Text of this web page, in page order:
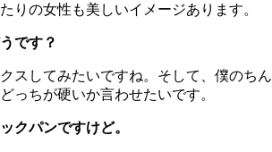
りの女性も美しいイメージあります。
です？
スしてみたいですね。そして、僕のちん
っちが硬いか言わせたいです。
パンですけど。